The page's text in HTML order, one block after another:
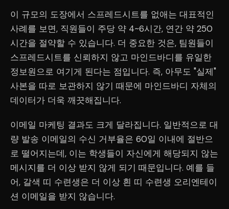
이 규모의 도장에서 스프레드시트를 없애는 대표적인
사례를 보면, 직원들이 주당 약 4~6시간, 연간 약 250
시간을 절약할 수 있습니다. 더 중요한 것은, 팀원들이
스프레드시트를 신뢰하지 않고 마인드바디를 유일한
정보원으로 여기게 된다는 점입니다. 즉, 아무도 "실제"
사본을 따로 보관하지 않기 때문에 마인드바디 자체의
데이터가 더욱 깨끗해집니다.
이메일 마케팅 결과도 크게 달라집니다. 일반적으로 대
량 발송 이메일의 수신 거부율은 60일 이내에 절반으
로 떨어지는데, 이는 학생들이 자신에게 해당되지 않는
메시지를 더 이상 받지 않게 되기 때문입니다. 예를 들
어, 갈색 띠 수련생은 더 이상 흰 띠 수련생 오리엔테이
션 이메일을 받지 않습니다.